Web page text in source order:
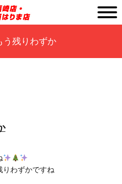
う残りわずか
りわずかですね